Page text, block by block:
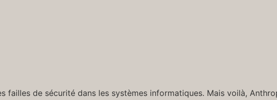
failles de sécurité dans les systèmes informatiques. Mais voilà,